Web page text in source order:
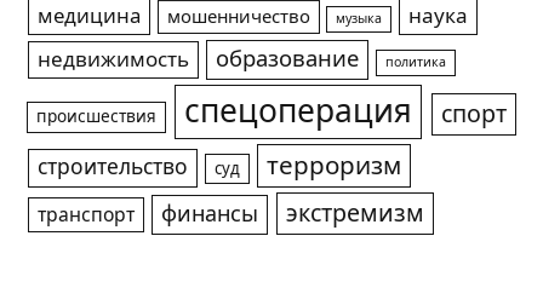
медицина
мошенничество музыка
наука
недвижимость
образование политика
происшествия спецоперация спорт
строительство суд терроризм
транспорт финансы экстремизм